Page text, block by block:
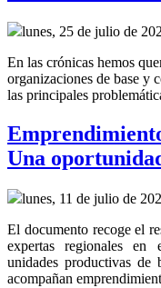
lunes, 25 de julio de
En las crónicas hemos
organizaciones de base y
las principales
Una
lunes, 11 de julio de
El documento recoge el
expertas regionales en
unidades productivas de
acompañan